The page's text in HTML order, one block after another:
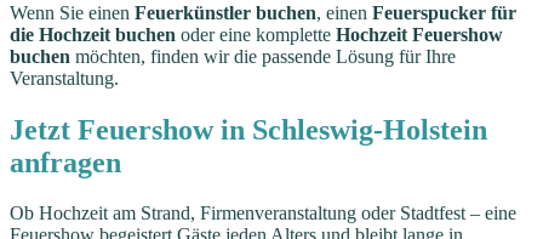
Wenn Sie einen Feuerkünstler buchen, einen Feuerspucker für
die Hochzeit buchen oder eine komplette Hochzeit Feuershow
buchen möchten, finden wir die passende Lösung für Ihre
Veranstaltung.
Jetzt Feuershow in Schleswig-Holstein
anfragen
Ob Hochzeit am Strand, Firmenveranstaltung oder Stadtfest – eine